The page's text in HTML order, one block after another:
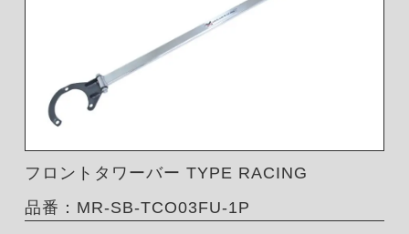
フロントタワーバー TYPE RACING
品番：MR-SB-TCO03FU-1P